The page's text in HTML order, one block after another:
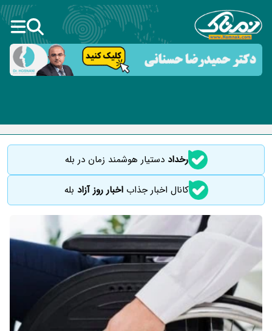
رخداددستیار هوشمند زمان در بله
کانال اخبار جذاباخبار روز آزاد بله